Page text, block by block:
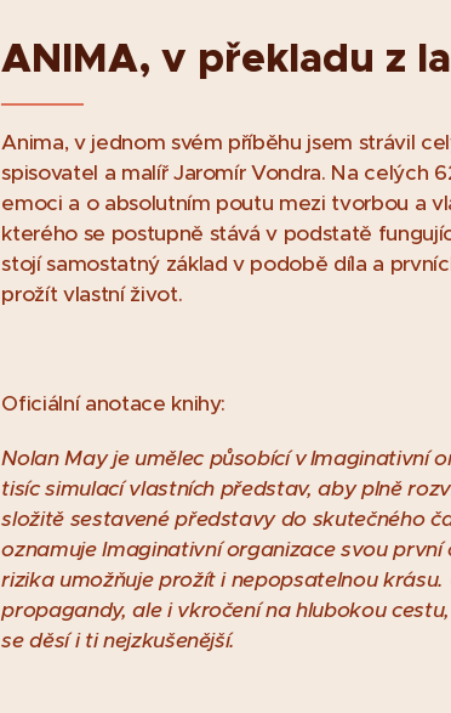
ANIMA, v překladu z
Anima, v jednom svém příběhu jsem strávil
spisovatel a malíř Jaromír Vondra. Na celých
emoci a o absolutním poutu mezi tvorbou a
kterého se postupně stává v podstatě
stojí samostatný základ v podobě díla a
prožít vlastní život.
Oficiální anotace knihy:
Nolan May je umělec působící v Imaginativní
tisíc simulací vlastních představ, aby plně
složitě sestavené představy do skutečného
oznamuje Imaginativní organizace svou
rizika umožňuje prožít i nepopsatelnou
propagandy, ale i vkročení na hlubokou
se děsí i ti nejzkušenější.